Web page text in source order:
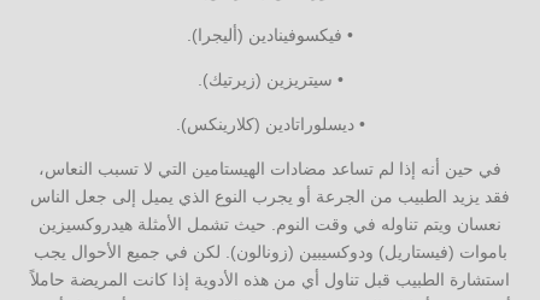
• فيكسوفينادين (أليجرا).
• سيتريزين (زيرتيك).
• ديسلوراتادين (كلارينكس).
في حين أنه إذا لم تساعد مضادات الهيستامين التي لا تسبب النعاس،
فقد يزيد الطبيب من الجرعة أو يجرب النوع الذي يميل إلى جعل الناس
نعسان ويتم تناوله في وقت النوم. حيث تشمل الأمثلة هيدروكسيزين
باموات (فيستاريل) ودوكسيبين (زونالون). لكن في جميع الأحوال يجب
استشارة الطبيب قبل تناول أي من هذه الأدوية إذا كانت المريضة حاملاً